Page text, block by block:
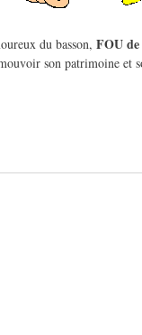
du basson,FOU
son patrimoine et